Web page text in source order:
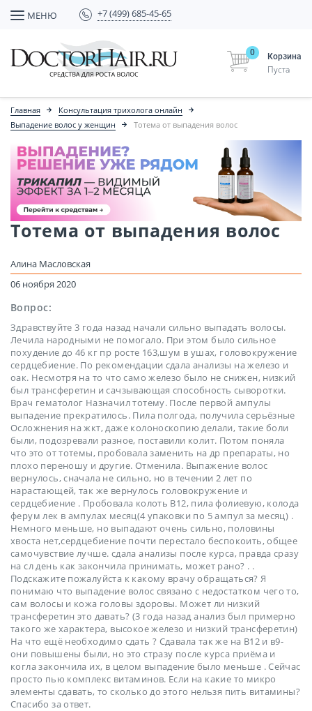
МЕНЮ +7 (499) 685-45-65
Корзина
0
Пуста
Главная
Консультация трихолога онлайн
Выпадение волос у женщин
Тотема от выпадения волос
Тотема от выпадения волос
Алина Масловская
06 ноября 2020
Вопрос:
Здравствуйте 3 года назад начали сильно выпадать волосы.
Лечила народными не помогало. При этом было сильное
похудение до 46 кг пр росте 163,шум в ушах, головокружение
сердцебиение. По рекомендации сдала анализы на железо и
оак. Несмотря на то что само железо было не снижен, низкий
был трансферетин и сачзывающая способность сыворотки.
Врач гематолог Назначил тотему. После первой ампулы
выпадение прекратилось. Пила полгода, получила серьёзные
Осложнения на жкт, даже колоноскопию делали, такие боли
были, подозревали разное, поставили колит. Потом поняла
что это от тотемы, пробовала заменить на др препараты, но
плохо переношу и другие. Отменила. Выпажение волос
вернулось, сначала не сильно, но в течении 2 лет по
нарастающей, так же вернулось головокружение и
сердцебиение . Пробовала колоть В12, пила фолиевую, колода
ферум лек в ампулах месяц(4 упаковки по 5 ампул за месяц) .
Немного меньше, но выпадают очень сильно, половины
хвоста нет,сердцебиение почти перестало беспокоить, общее
самочувствие лучше. сдала анализы после курса, правда сразу
на сл день как закончила принимать, может рано? . .
Подскажите пожалуйста к какому врачу обращаться? Я
понимаю что выпадение волос связано с недостатком чего то,
сам волосы и кожа головы здоровы. Может ли низкий
трансферетин это давать? (3 года назад анализ был примерно
такого же характера, высокое железо и низкий трансферетин)
На что ещё необходимо сдать ? Сдавала так же на В12 и в9-
они повышены были, но это стразу после курса приёма и
когла закончила их, в целом выпадение было меньше . Сейчас
просто пью комплекс витаминов. Если на какие то микро
элементы сдавать, то сколько до этого нельзя пить витамины?
Спасибо за ответ.